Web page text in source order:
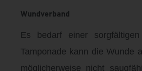
Wundverband
Es bedarf einer
Tamponade kann die Wunde
möglicherweise nicht